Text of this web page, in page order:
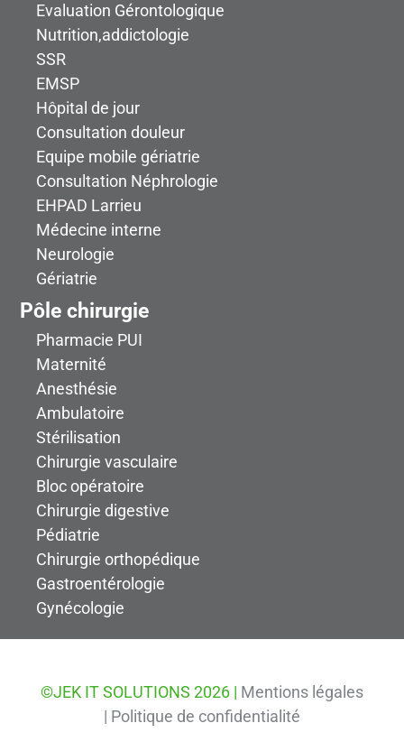
Evaluation Gérontologique
Nutrition,addictologie
SSR
EMSP
Hôpital de jour
Consultation douleur
Equipe mobile gériatrie
Consultation Néphrologie
EHPAD Larrieu
Médecine interne
Neurologie
Gériatrie
Pôle chirurgie
Pharmacie PUI
Maternité
Anesthésie
Ambulatoire
Stérilisation
Chirurgie vasculaire
Bloc opératoire
Chirurgie digestive
Pédiatrie
Chirurgie orthopédique
Gastroentérologie
Gynécologie
©JEK IT SOLUTIONS 2026 | Mentions légales
| Politique de confidentialité